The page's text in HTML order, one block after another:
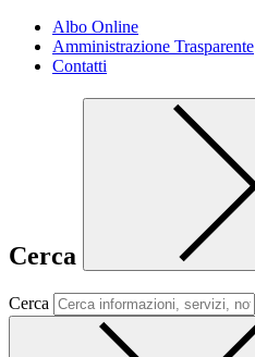
Albo Online
Amministrazione Trasparente
Contatti
Cerca
Cerca